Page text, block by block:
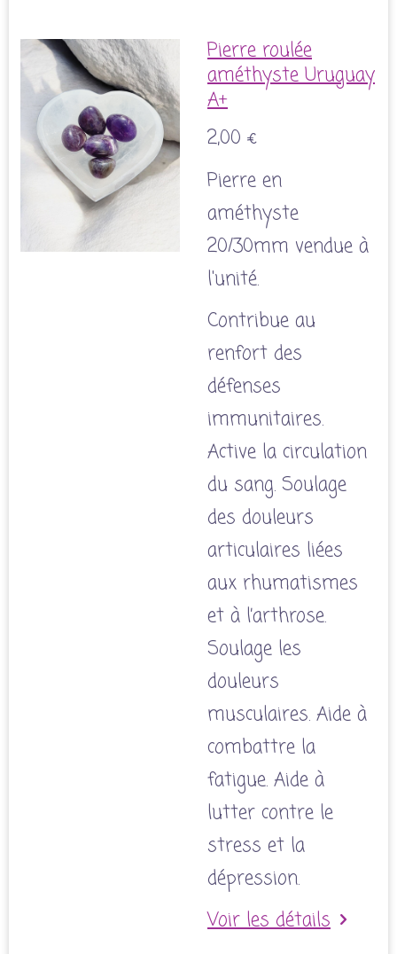
Pierre roulée
améthyste Uruguay
A+
2,00 €
Pierre en
améthyste
20/30mm vendue à
l'unité.
Contribue au
renfort des
défenses
immunitaires.
Active la circulation
du sang. Soulage
des douleurs
articulaires liées
aux rhumatismes
et à l’arthrose.
Soulage les
douleurs
musculaires. Aide à
combattre la
fatigue. Aide à
lutter contre le
stress et la
dépression.
Voir les détails